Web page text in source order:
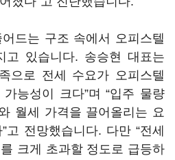
드는 구조 속에서 오피스텔
고 있습니다. 송승현 대표는
으로 전세 수요가 오피스텔
능성이 크다”며 “입주 물량
월세 가격을 끌어올리는 요
고 전망했습니다. 다만 “전세
크게 초과할 정도로 급등하